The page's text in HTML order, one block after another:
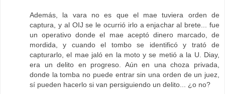
Además, la vara no es que el mae tuviera orden de
captura, y al OIJ se le ocurrió irlo a enjachar al brete... fue
un operativo donde el mae aceptó dinero marcado, de
mordida, y cuando el tombo se identificó y trató de
capturarlo, el mae jaló en la moto y se metió a la U. Diay,
era un delito en progreso. Aún en una choza privada,
donde la tomba no puede entrar sin una orden de un juez,
sí pueden hacerlo si van persiguiendo un delito... ¿o no?